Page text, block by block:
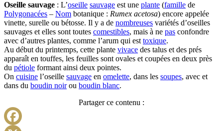
Oseille sauvage : L’oseille sauvage est une plante (famille de
Polygonacées – Nom botanique : Rumex acetosa) encore appelée
vinette, surelle ou bétosse. Il y a de nombreuses variétés d’oseilles
sauvages et elles sont toutes comestibles, mais à ne pas confondre
avec d’autres plantes, comme l’arum qui est toxique.
Au début du printemps, cette plante vivace des talus et des prés
apparaît en touffes, les feuilles sont ovales et coupées en deux près
du pétiole formant ainsi deux pointes.
On cuisine l’oseille sauvage en omelette, dans les soupes, avec et
dans du boudin noirou boudin blanc.
Partager ce contenu :